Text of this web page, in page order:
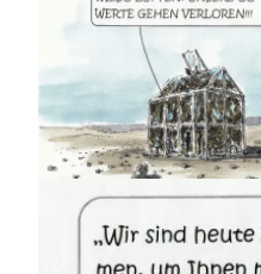
CO2 Emissionshandel